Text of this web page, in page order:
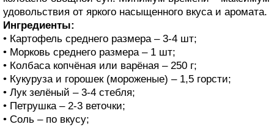
удовольствия от яркого насыщенного вкуса и аромата.
Ингредиенты:
• Картофель среднего размера – 3-4 шт;
• Морковь среднего размера – 1 шт;
• Колбаса копчёная или варёная – 250 г;
• Кукуруза и горошек (мороженые) – 1,5 горсти;
• Лук зелёный – 3-4 стебля;
• Петрушка – 2-3 веточки;
• Соль – по вкусу;